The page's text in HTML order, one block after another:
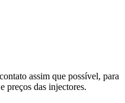
assim que possível, para
preços das injectores.